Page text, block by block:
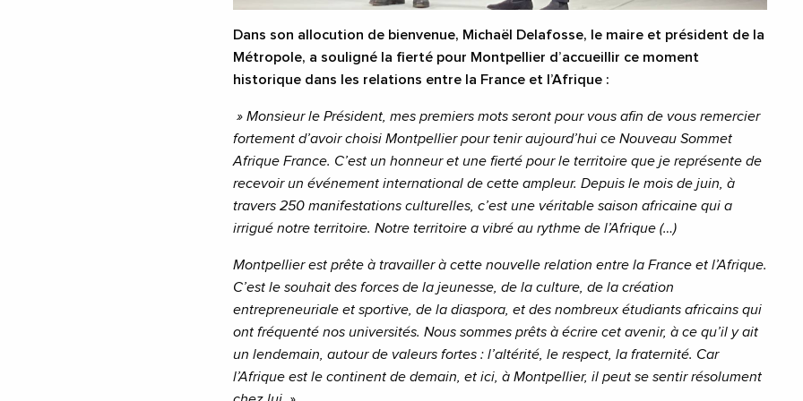
Dans son allocution de bienvenue, Michaël Delafosse, le maire et président de la
Métropole, a souligné la fierté pour Montpellier d’accueillir ce moment
historique dans les relations entre la France et l’Afrique :
» Monsieur le Président, mes premiers mots seront pour vous afin de vous remercier
fortement d’avoir choisi Montpellier pour tenir aujourd’hui ce Nouveau Sommet
Afrique France. C’est un honneur et une fierté pour le territoire que je représente de
recevoir un événement international de cette ampleur. Depuis le mois de juin, à
travers 250 manifestations culturelles, c’est une véritable saison africaine qui a
irrigué notre territoire. Notre territoire a vibré au rythme de l’Afrique (…)
Montpellier est prête à travailler à cette nouvelle relation entre la France et l’Afrique.
C’est le souhait des forces de la jeunesse, de la culture, de la création
entrepreneuriale et sportive, de la diaspora, et des nombreux étudiants africains qui
ont fréquenté nos universités. Nous sommes prêts à écrire cet avenir, à ce qu’il y ait
un lendemain, autour de valeurs fortes : l’altérité, le respect, la fraternité. Car
l’Afrique est le continent de demain, et ici, à Montpellier, il peut se sentir résolument